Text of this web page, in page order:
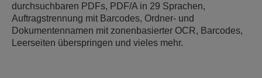
durchsuchbaren PDFs, PDF/A in 29 Sprachen,
Auftragstrennung mit Barcodes, Ordner- und
Dokumentennamen mit zonenbasierter OCR, Barcodes,
Leerseiten überspringen und vieles mehr.